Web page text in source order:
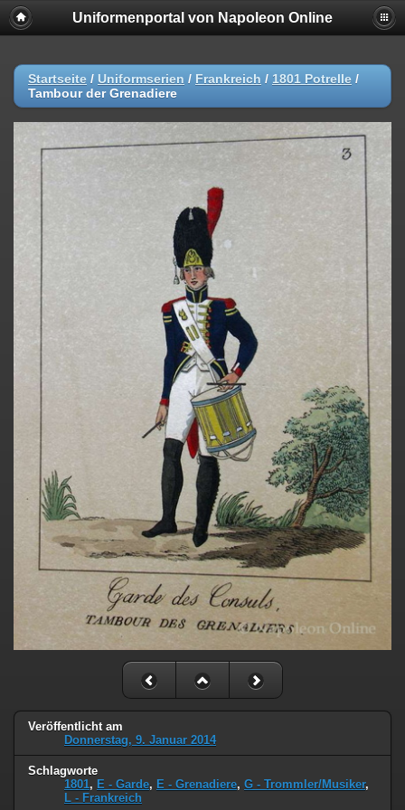
Uniformenportal von Napoleon Online
Startseite / Uniformserien / Frankreich / 1801 Potrelle /
Tambour der Grenadiere
Veröffentlicht am
Donnerstag, 9. Januar 2014
Schlagworte
1801, E - Garde, E - Grenadiere, G - Trommler/Musiker,
L - Frankreich